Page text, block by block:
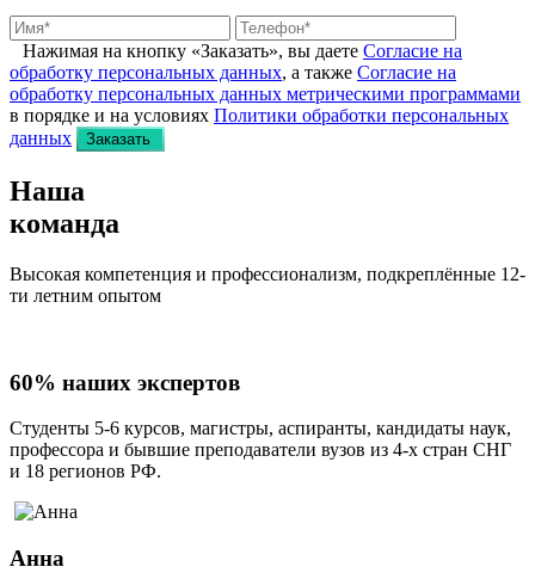
Нажимая на кнопку «Заказать», вы даете Согласие на
обработку персональных данных, а также Согласие на
обработку персональных данных метрическими программами
в порядке и на условиях Политики обработки персональных
данных
Заказать
Наша
команда
Высокая компетенция и профессионализм, подкреплённые 12-
ти летним опытом
60% наших экспертов
Студенты 5-6 курсов, магистры, аспиранты, кандидаты наук,
профессора и бывшие преподаватели вузов из 4-х стран СНГ
и 18 регионов РФ.
Анна